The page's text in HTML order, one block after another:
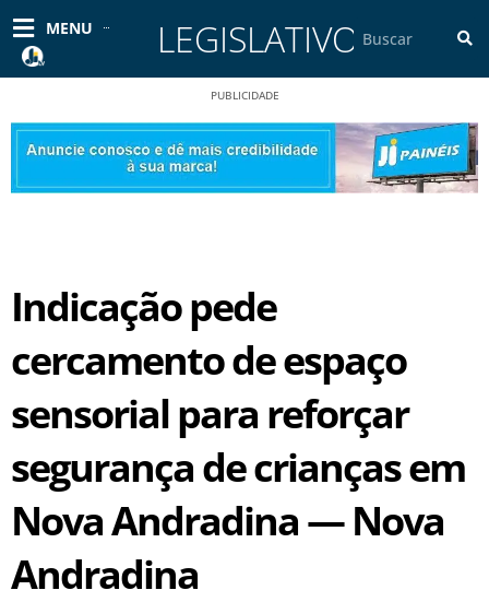
para
conteúdo
MENU LEGISLATIVOPesquisar
PUBLICIDADE
Indicação pede
cercamento de espaço
sensorial para reforçar
segurança de crianças em
Nova Andradina — Nova
Andradina